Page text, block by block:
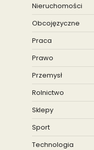
Nieruchomości
Obcojęzyczne
Praca
Prawo
Przemysł
Rolnictwo
Sklepy
Sport
Technologia